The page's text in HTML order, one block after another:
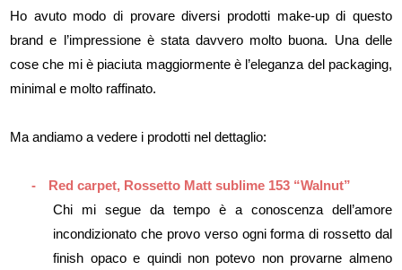
Ho avuto modo di provare diversi prodotti make-up di questo
brand e l’impressione è stata davvero molto buona. Una delle
cose che mi è piaciuta maggiormente è l’eleganza del packaging,
minimal e molto raffinato.
Ma andiamo a vedere i prodotti nel dettaglio:
-
Red carpet, Rossetto Matt sublime 153 “Walnut”
Chi mi segue da tempo è a conoscenza dell’amore
incondizionato che provo verso ogni forma di rossetto dal
finish opaco e quindi non potevo non provarne almeno